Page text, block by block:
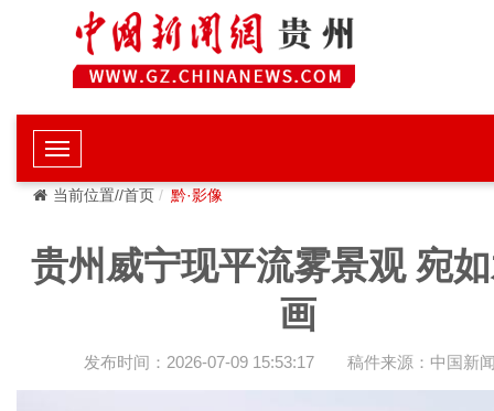
当前位置//首页 黔·影像
贵州威宁现平流雾景观 宛
画
发布时间：2026-07-09 15:53:17 稿件来源：中国新